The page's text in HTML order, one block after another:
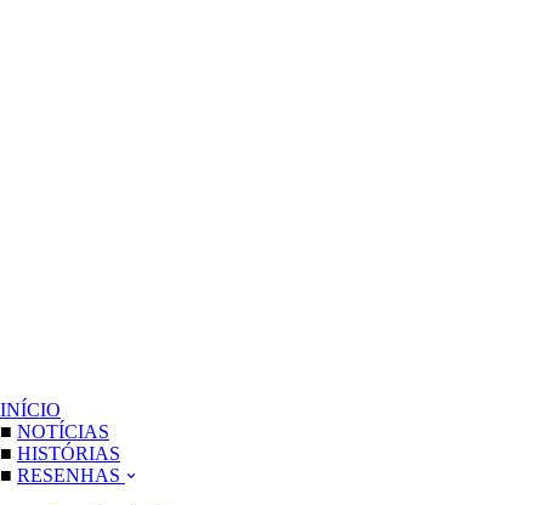
INÍCIO
■ NOTÍCIAS
■ HISTÓRIAS
■ RESENHAS